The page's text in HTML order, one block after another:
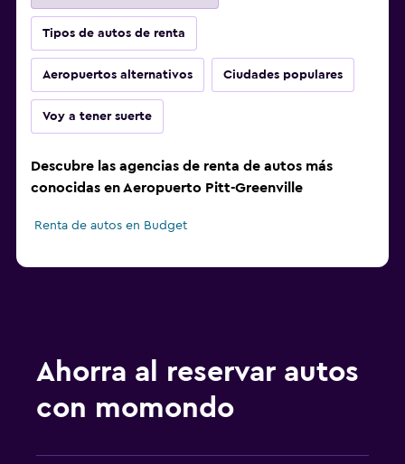
Tipos de autos de renta
Aeropuertos alternativos Ciudades populares
Voy a tener suerte
Descubre las agencias de renta de autos más
conocidas en Aeropuerto Pitt-Greenville
Renta de autos en Budget
Ahorra al reservar autos
con momondo